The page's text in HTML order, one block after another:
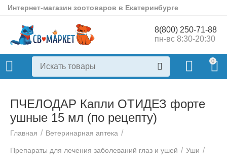
Интернет-магазин зоотоваров в Екатеринбурге
8(800) 250-71-88
пн-вс 8:30-20:30
0
ПЧЕЛОДАР Капли ОТИДЕЗ форте
ушные 15 мл (по рецепту)
Главная / Ветеринарная аптека /
Препараты для лечения заболеваний глаз и ушей / Уши /